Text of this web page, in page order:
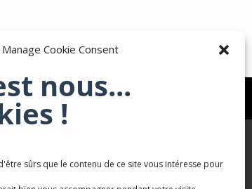
Manage Cookie Consent
nous...
!
sûrs que le contenu de ce site vous intéresse pour
Saint Martin